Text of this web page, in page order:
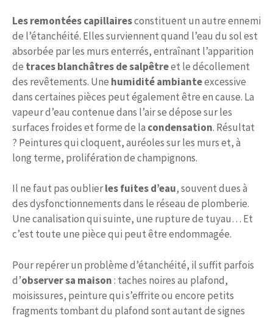
Les remontées capillairesconstituent un autre ennemi
de l’étanchéité. Elles surviennent quand l’eau du sol est
absorbée par les murs enterrés, entraînant l’apparition
de traces blanchâtres de salpêtreet le décollement
des revêtements. Une humidité ambianteexcessive
dans certaines pièces peut également être en cause. La
vapeur d’eau contenue dans l’air se dépose sur les
surfaces froides et forme de la condensation. Résultat
? Peintures qui cloquent, auréoles sur les murs et, à
long terme, prolifération de champignons.
Il ne faut pas oublierles fuites d’eau, souvent dues à
des dysfonctionnements dans le réseau de plomberie.
Une canalisation qui suinte, une rupture de tuyau… Et
c’est toute une pièce qui peut être endommagée.
Pour repérer un problème d’étanchéité, il suffit parfois
d’observer sa maison: taches noires au plafond,
moisissures, peinture qui s’effrite ou encore petits
fragments tombant du plafond sont autant de signes